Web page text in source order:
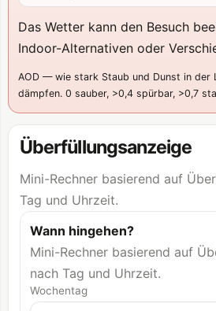
Das Wetter kann den Besuch
Indoor-Alternativen oder
AOD — wie stark Staub und Dunst in der
dämpfen. 0 sauber, >0,4 spürbar, >0,7
Überfüllungsanzeige
Mini-Rechner basierend auf
Tag und Uhrzeit.
Wann hingehen?
Mini-Rechner basierend auf
nach Tag und Uhrzeit.
Wochentag